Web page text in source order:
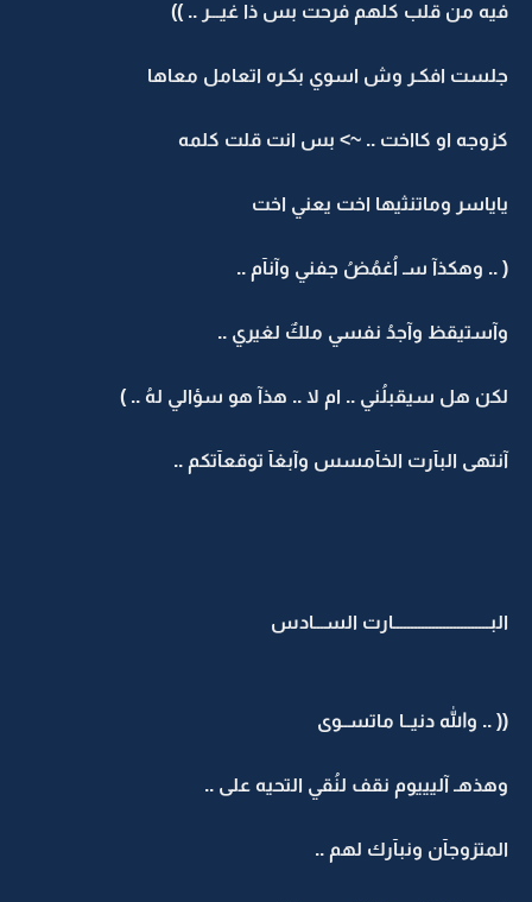
فيه من قلب كلهم فرحت بس ذا غيـــر .. ))
جلست افكـر وش اسوي بكـره اتعامل معاها
كزوجه او كااخت .. ~> بس انت قلت كلمه
ياياسر وماتنثيها اخت يعني اخت
( .. وهكذآ سـ اُغمُضُ جفني وآنآم ..
وآستيقظ وآجدُ نفسي ملكٌ لغيري ..
لكن هل سيقبلُني .. ام لا .. هذآ هو سؤالي لهُ .. )
آنتهى البآرت الخآمسس وآبغآ توقعآتكم ..
البـــــــــــــــــــــــــــارت الســـادس
(( .. والله دنيــا ماتســوى
وهذهـ آليييوم نقف لنُقي التحيه على ..
المتزوجآن ونبآرك لهم ..